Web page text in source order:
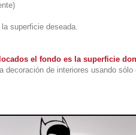
superficie deseada.
el fondo es la superficie
decoración de interiores usando